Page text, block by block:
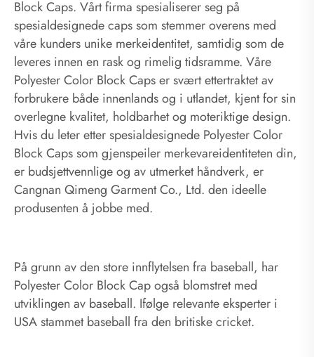
Block Caps. Vårt firma spesialiserer seg på
spesialdesignede caps som stemmer overens med
våre kunders unike merkeidentitet, samtidig som de
leveres innen en rask og rimelig tidsramme. Våre
Polyester Color Block Caps er svært ettertraktet av
forbrukere både innenlands og i utlandet, kjent for sin
overlegne kvalitet, holdbarhet og moteriktige design.
Hvis du leter etter spesialdesignede Polyester Color
Block Caps som gjenspeiler merkevareidentiteten din,
er budsjettvennlige og av utmerket håndverk, er
Cangnan Qimeng Garment Co., Ltd. den ideelle
produsenten å jobbe med.
På grunn av den store innflytelsen fra baseball, har
Polyester Color Block Cap også blomstret med
utviklingen av baseball. Ifølge relevante eksperter i
USA stammet baseball fra den britiske cricket.